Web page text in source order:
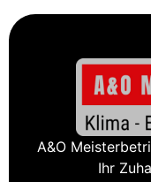
A&O
Ihr